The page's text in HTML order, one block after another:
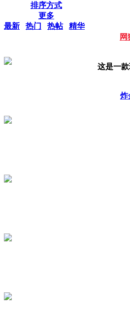
排序方式
更多
最新
热门 热帖
精华
这是一
炸